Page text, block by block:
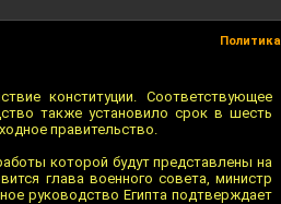
Политика
конституции. Соответствующее
также установило срок в шесть
правительство.
которой будут представлены на
глава военного совета, министр
руководство Египта подтверждает